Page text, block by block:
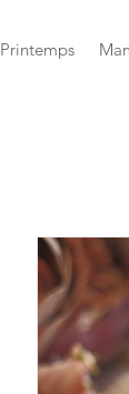
Printemps